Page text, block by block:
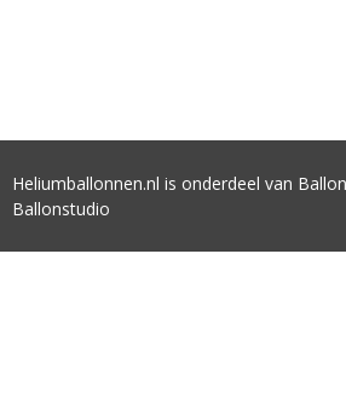
Heliumballonnen.nl is onderdeel van
Ballonstudio